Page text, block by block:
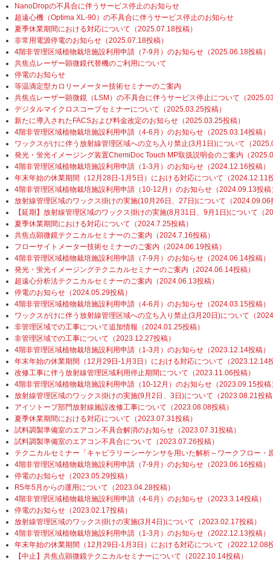
NanoDropの不具合に伴うサービス停止のお知らせ
超遠心機（Optima XL-90）の不具合に伴うサービス停止のお知らせ
夏季休業期間における対応について（2025.07.18投稿）
非常用電源停電のお知らせ（2025.07.18投稿）
4階非管理区域植物栽培施設利用申請（7-9月）のお知らせ（2025.06.18投稿）
共焦点レーザー顕微鏡代替機のご利用について
停電のお知らせ
等温滴定型カロリーメーター技術セミナーのご案内
共焦点レーザー顕微鏡（LSM）の不具合に伴うサービス停止について（
デジタルマイクロスコープセミナーについて（2025.03.25投稿）
新たに導入されたFACSおよび料金改定のお知らせ（2025.03.25投稿）
4階非管理区域植物栽培施設利用申請（4-6月）のお知らせ（2025.03.14投稿）
ワックスがけに伴う放射線管理区域への立ち入り禁止(3月1日)について（
発光・蛍光イメージング装置ChemiDoc Touch MP取扱説明会のご案内（
4階非管理区域植物栽培施設利用申請（1-3月）のお知らせ（2024.12.16投稿）
年末年始の休業期間（12月28日-1月5日）における対応について（2024.12.11投
4階非管理区域植物栽培施設利用申請（10-12月）のお知らせ（2024.09.13投稿
放射線管理区域のワックス掛けの実施(10月26日、27日)について（2024.09.06
【延期】放射線管理区域のワックス掛けの実施(8月31日、9月1日)について（
夏季休業期間における対応について（2024.7.25投稿）
共焦点顕微鏡テクニカルセミナーのご案内（2024.7.16投稿）
フローサイトメーター技術セミナーのご案内（2024.06.19投稿）
4階非管理区域植物栽培施設利用申請（7-9月）のお知らせ（2024.06.14投稿）
発光・蛍光イメージングテクニカルセミナーのご案内（2024.06.14投稿）
超遠心分析法テクニカルセミナーのご案内（2024.06.13投稿）
停電のお知らせ（2024.05.29投稿）
4階非管理区域植物栽培施設利用申請（4-6月）のお知らせ（2024.03.15投稿）
ワックスがけに伴う放射線管理区域への立ち入り禁止(3月20日)について（
非管理区域での工事について追加情報（2024.01.25投稿）
非管理区域での工事について（2023.12.27投稿）
4階非管理区域植物栽培施設利用申請（1-3月）のお知らせ（2023.12.14投稿）
年末年始の休業期間（12月29日-1月3日）における対応について（2023.12.14投
改修工事に伴う放射線管理区域利用停止期間について（2023.11.06投稿）
4階非管理区域植物栽培施設利用申請（10-12月）のお知らせ（2023.09.15投稿
放射線管理区域のワックス掛けの実施(9月2日、3日)について（2023.08.21投稿
アイソトープ部門放射線施設改修工事について（2023.08.08投稿）
夏季休業期間における対応について（2023.07.31投稿）
試料調製準備室のエアコン不具合解消のお知らせ（2023.07.31投稿）
試料調製準備室のエアコン不具合について（2023.07.26投稿）
テクニカルセミナー「キャピラリーシーケンサを用いた解析～ワークフロー・
4階非管理区域植物栽培施設利用申請（7-9月）のお知らせ（2023.06.16投稿）
停電のお知らせ（2023.05.29投稿）
R5年5月からの運用について（2023.04.28投稿）
4階非管理区域植物栽培施設利用申請（4-6月）のお知らせ（2023.3.14投稿）
停電のお知らせ（2023.02.17投稿）
放射線管理区域のワックス掛けの実施(3月4日)について（2023.02.17投稿）
4階非管理区域植物栽培施設利用申請（1-3月）のお知らせ（2022.12.13投稿）
年末年始の休業期間（12月29日-1月3日）における対応について（2022.12.08投
【中止】共焦点顕微鏡テクニカルセミナーについて（2022.10.14投稿）